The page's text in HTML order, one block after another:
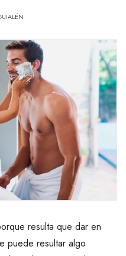
resulta que dar en
puede resultar algo